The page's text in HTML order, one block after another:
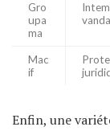
Gro
upa
ma
Mac
if
Enfin, une